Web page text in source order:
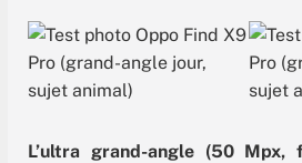
L’ultra grand-angle (50